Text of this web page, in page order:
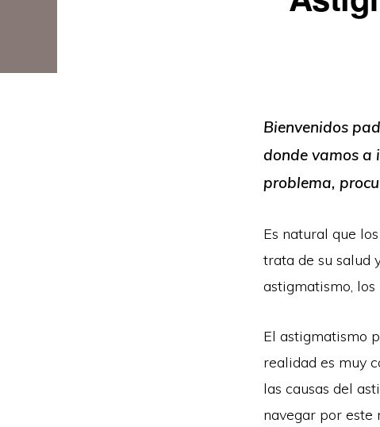
Bienvenidos
donde vamos a
problema,
Es natural que
trata de su salud
astigmatismo, los
El astigmatismo
realidad es muy
las causas del
navegar por este